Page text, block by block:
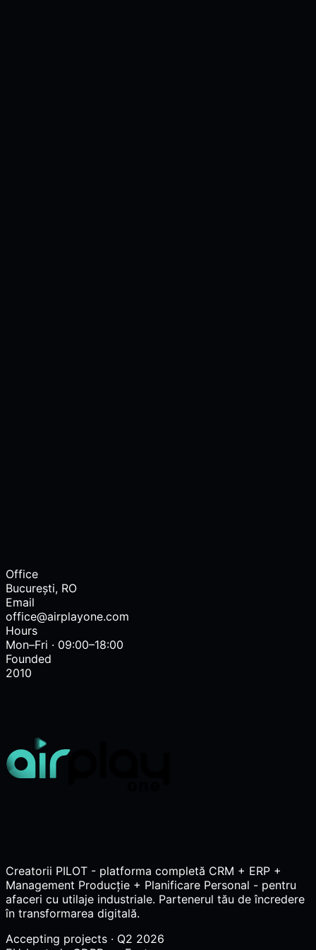
Office
București, RO
Email
office@airplayone.com
Hours
Mon–Fri · 09:00–18:00
Founded
2010
Creatorii PILOT - platforma completă CRM + ERP +
Management Producție + Planificare Personal - pentru
afaceri cu utilaje industriale. Partenerul tău de încredere
în transformarea digitală.
Accepting projects · Q2 2026